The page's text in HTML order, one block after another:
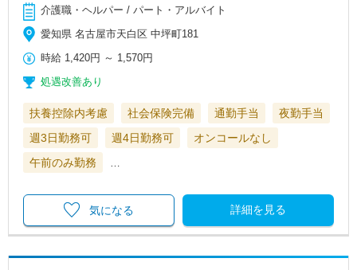
介護職・ヘルパー / パート・アルバイト
愛知県 名古屋市天白区 中坪町181
時給 1,420円 ～ 1,570円
処遇改善あり
扶養控除内考慮 社会保険完備 通勤手当
夜勤手当
週3日勤務可
週4日勤務可
オンコールなし
午前のみ勤務
詳細を見る
気になる